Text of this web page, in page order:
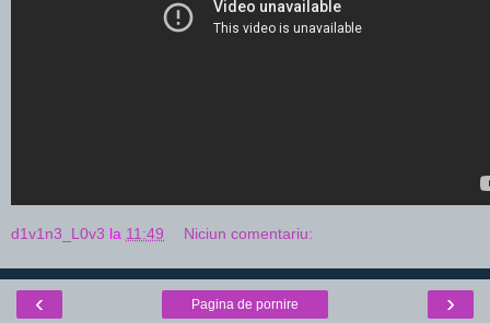
d1v1n3_L0v3 la 11:49 Niciun comentariu:
‹ ›
Pagina de pornire